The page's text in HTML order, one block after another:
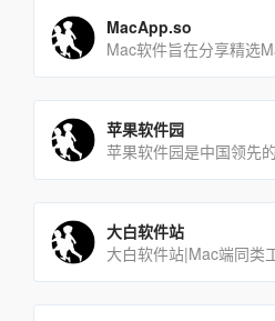
MacApp.so
苹果软件园
大白软件站